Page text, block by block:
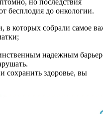
бесплодия до онкологии.
в которых собрали самое
надежным
сохранить здоровье, вы